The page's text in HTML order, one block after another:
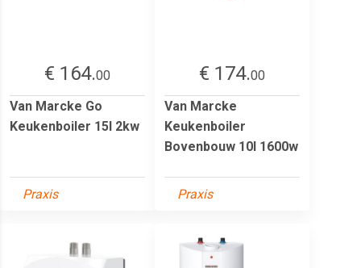
€ 164.00
Van Marcke Go
Keukenboiler 15l 2kw
Praxis
€ 174.00
Van Marcke
Keukenboiler
Bovenbouw 10l 1600w
Praxis